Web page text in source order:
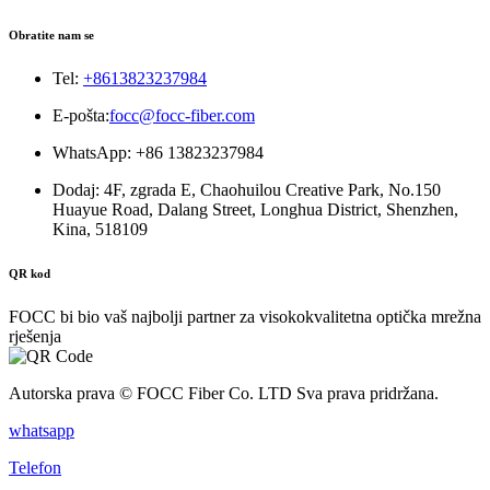
Obratite nam se
Tel: +8613823237984
E-pošta:focc@focc-fiber.com
WhatsApp: +86 13823237984
Dodaj: 4F, ​​zgrada E, Chaohuilou Creative Park, No.150
Huayue Road, Dalang Street, Longhua District, Shenzhen,
Kina, 518109
QR kod
FOCC bi bio vaš najbolji partner za visokokvalitetna optička mrežna
rješenja
Autorska prava © FOCC Fiber Co. LTD Sva prava pridržana.
whatsapp
Telefon